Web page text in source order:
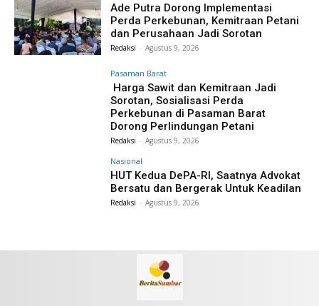
Ade Putra Dorong Implementasi
Perda Perkebunan, Kemitraan Petani
dan Perusahaan Jadi Sorotan
Redaksi - Agustus 9, 2026
Pasaman Barat
Harga Sawit dan Kemitraan Jadi
Sorotan, Sosialisasi Perda
Perkebunan di Pasaman Barat
Dorong Perlindungan Petani
Redaksi - Agustus 9, 2026
Nasional
HUT Kedua DePA-RI, Saatnya Advokat
Bersatu dan Bergerak Untuk Keadilan
Redaksi - Agustus 9, 2026